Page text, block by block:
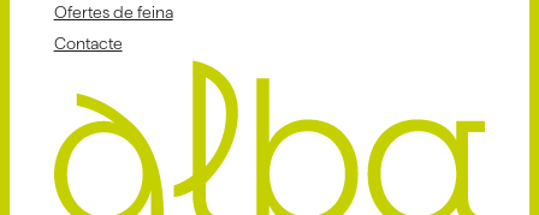
Ofertes de feina
Contacte